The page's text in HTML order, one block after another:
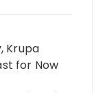
Krupa
for Now